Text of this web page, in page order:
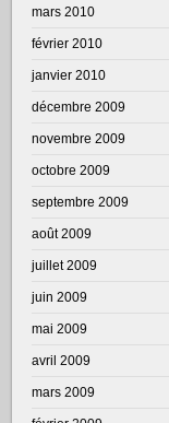
mars 2010
février 2010
janvier 2010
décembre 2009
novembre 2009
octobre 2009
septembre 2009
août 2009
juillet 2009
juin 2009
mai 2009
avril 2009
mars 2009